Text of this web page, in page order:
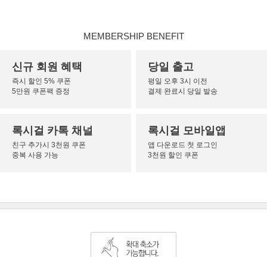
MEMBERSHIP BENEFIT
신규 회원 혜택
즉시 할인 5% 쿠폰
5만원 쿠폰팩 증정
당일 출고
평일 오후 3시 이전
결제 완료시 당일 발송
록시걸 카톡 채널
친구 추가시 3천원 쿠폰
중복 사용 가능
록시걸 모바일앱
앱 다운로드 첫 로그인
3천원 할인 쿠폰